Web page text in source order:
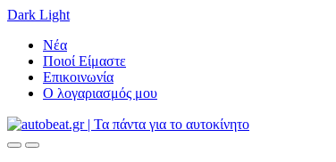
Dark Light
navigation
content
Νέα
Ποιοί Είμαστε
Επικοινωνία
Ο λογαριασμός μου
OpenClose